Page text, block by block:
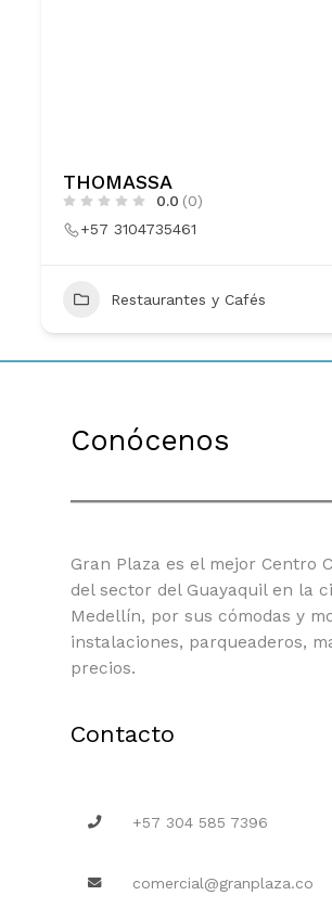
THOMASSA
0.0 (0)
+57 3104735461
Restaurantes y Cafés
Conócenos
Gran Plaza es el mejor Centro
del sector del Guayaquil en la
Medellín, por sus cómodas y
instalaciones, parqueaderos,
precios.
Contacto
+57 304 585 7396
comercial@granplaza.co